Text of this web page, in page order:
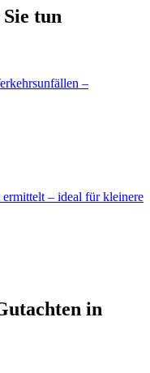
tun
–
ermittelt – ideal für kleinere
in